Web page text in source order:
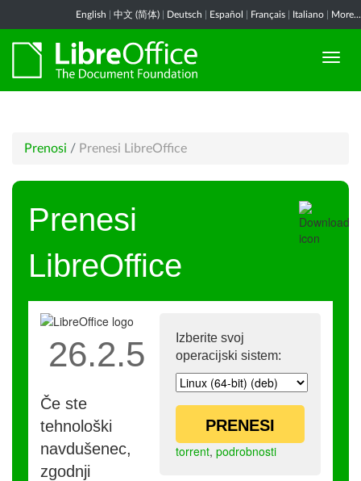
English 中文 (简体) Deutsch Español Français Italiano More...
Prenosi / Prenesi LibreOffice
Prenesi
LibreOffice
Izberite svoj
operacijski sistem:
PRENESI
torrent, podrobnosti
26.2.5
Če ste
tehnološki
navdušenec,
zgodnji